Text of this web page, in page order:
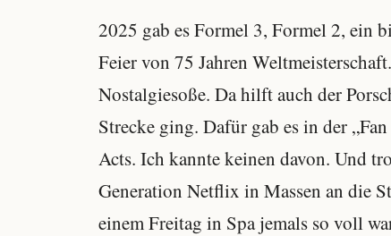
2025 gab es Formel 3, Formel 2, ein
Feier von 75 Jahren
Nostalgiesoße. Da hilft auch der
Strecke ging. Dafür gab es in der
Acts. Ich kannte keinen davon. Und
Generation Netflix in Massen an die
einem Freitag in Spa jemals so voll